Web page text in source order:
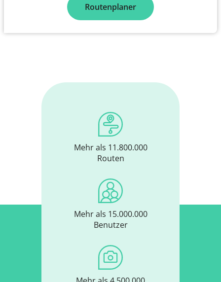
Routenplaner
Mehr als 11.800.000
Routen
Mehr als 15.000.000
Benutzer